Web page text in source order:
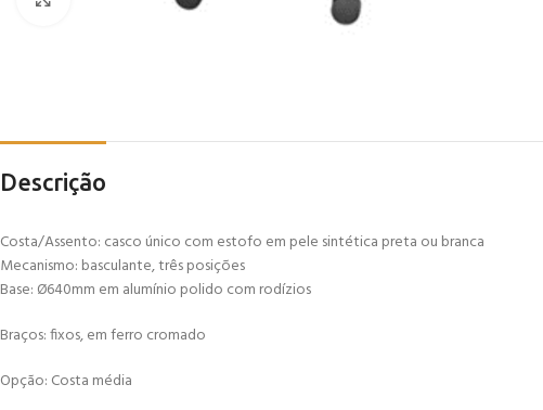
Descrição
Costa/Assento: casco único com estofo em pele sintética preta ou branca
Mecanismo: basculante, três posições
Base: Ø640mm em alumínio polido com rodízios
Braços: fixos, em ferro cromado
Opção: Costa média